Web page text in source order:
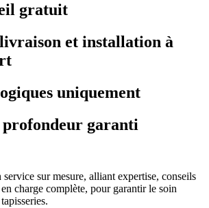
gratuit
et installation à
uniquement
profondeur garanti
sur mesure, alliant expertise, conseils
charge complète, pour garantir le soin